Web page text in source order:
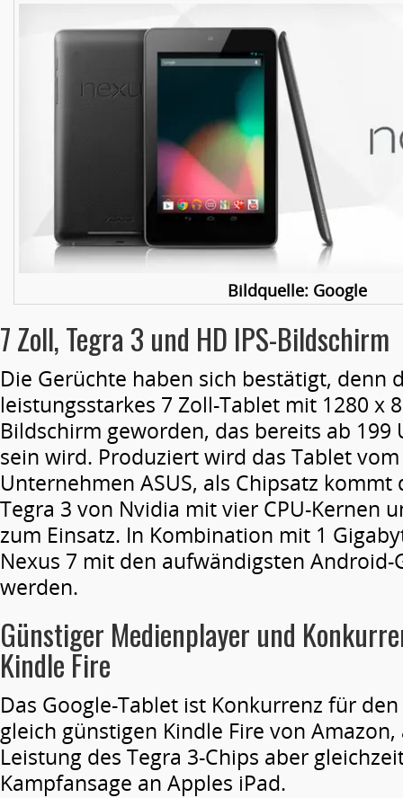
Bildquelle: Google
7 Zoll, Tegra 3 und HD IPS-Bildschirm
Die Gerüchte haben sich bestätigt, denn
leistungsstarkes 7 Zoll-Tablet mit 1280 x
Bildschirm geworden, das bereits ab 199
sein wird. Produziert wird das Tablet
Unternehmen ASUS, als Chipsatz
Tegra 3 von Nvidia mit vier CPU-Kernen
zum Einsatz. In Kombination mit 1
Nexus 7 mit den aufwändigsten
werden.
Günstiger Medienplayer und
Kindle Fire
Das Google-Tablet ist Konkurrenz für
gleich günstigen Kindle Fire von
Leistung des Tegra 3-Chips aber
Kampfansage an Apples iPad.